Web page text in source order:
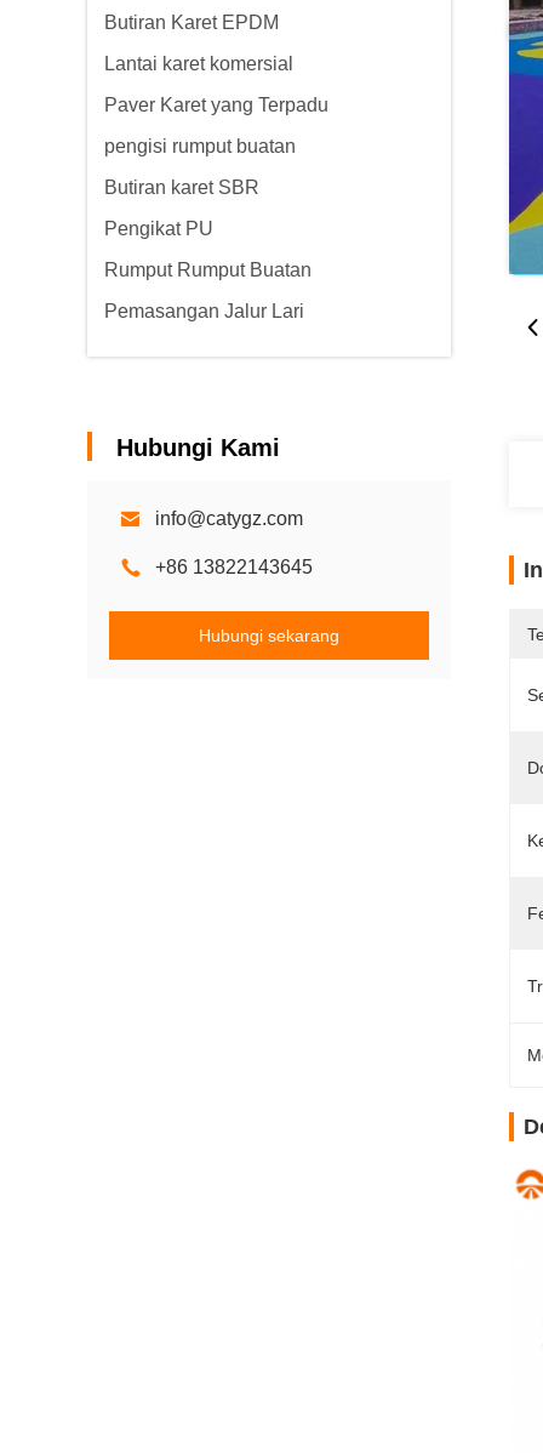
Butiran Karet EPDM
Lantai karet komersial
Paver Karet yang Terpadu
pengisi rumput buatan
Butiran karet SBR
Pengikat PU
Rumput Rumput Buatan
Pemasangan Jalur Lari
Hubungi Kami
info@catygz.com
+86 13822143645
Hubungi sekarang